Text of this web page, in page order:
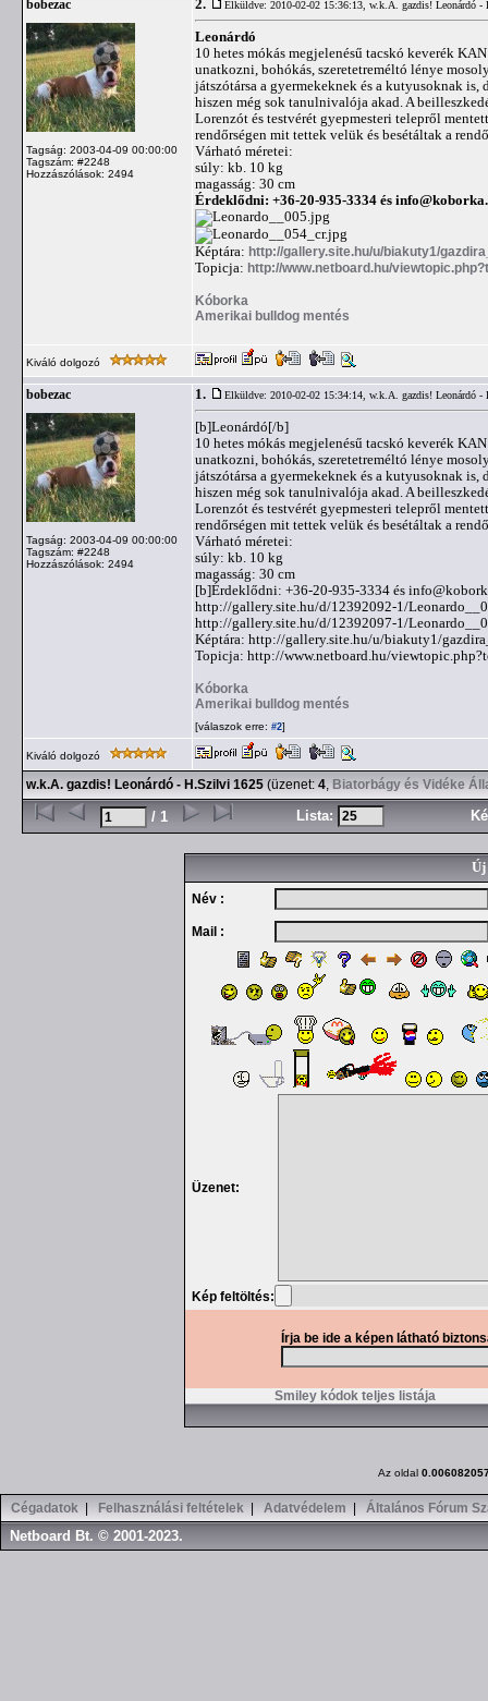
bobezac
Tagság: 2003-04-09 00:00:00
Tagszám: #2248
Hozzászólások: 2494
2. Elküldve: 2010-02-02 15:36:13, w.k.A. gazdis! Leonárdó
Leonárdó
10 hetes mókás megjelenésű tacskó keverék
unatkozni, bohókás, szeretetreméltó lénye
játszótársa a gyermekeknek és a kutyusoknak
hiszen még sok tanulnivalója akad. A
Lorenzót és testvérét gyepmesteri telepről
rendőrségen mit tettek velük és besétáltak a
Várható méretei:
súly: kb. 10 kg
magasság: 30 cm
Érdeklődni: +36-20-935-3334 és
Képtára: http://gallery.site.hu/u/biakuty1/
Topicja: http://www.netboard.hu/
Kóborka
Amerikai bulldog mentés
Kiváló dolgozó
bobezac
Tagság: 2003-04-09 00:00:00
Tagszám: #2248
Hozzászólások: 2494
1. Elküldve: 2010-02-02 15:34:14, w.k.A. gazdis! Leonárdó
[b]Leonárdó[/b]
10 hetes mókás megjelenésű tacskó keverék
unatkozni, bohókás, szeretetreméltó lénye
játszótársa a gyermekeknek és a kutyusoknak
hiszen még sok tanulnivalója akad. A
Lorenzót és testvérét gyepmesteri telepről
rendőrségen mit tettek velük és besétáltak a
Várható méretei:
súly: kb. 10 kg
magasság: 30 cm
[b]Érdeklődni: +36-20-935-3334 és
http://gallery.site.hu/d/12392092-1/
http://gallery.site.hu/d/12392097-1/
Képtára: http://gallery.site.hu/u/biakuty1/
Topicja: http://www.netboard.hu/
Kóborka
Amerikai bulldog mentés
[válaszok erre: #2]
Kiváló dolgozó
w.k.A. gazdis! Leonárdó - H.Szilvi 1625 (üzenet: 4, Biatorbágy és Vidéke
/ 1 Lista:
Új
Név :
Mail :
Üzenet:
Kép feltöltés:
Írja be ide a képen látható
Smiley kódok teljes listája
Az oldal
Cégadatok Felhasználási feltételek Adatvédelem Általános Fórum
Netboard Bt. © 2001-2023.